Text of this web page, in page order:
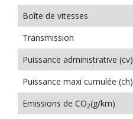
Boîte de vitesses
Transmission
Puissance administrative (cv)
Puissance maxi cumulée (ch)
Emissions de CO2(g/km)